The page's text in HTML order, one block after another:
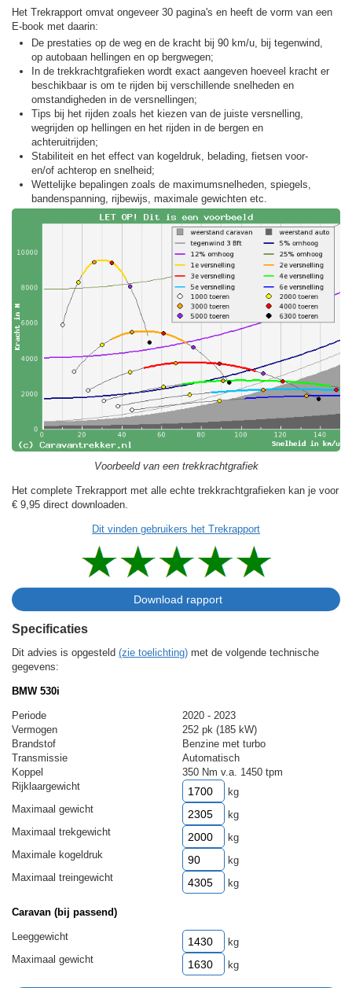
Het Trekrapport omvat ongeveer 30 pagina's en heeft de vorm van een
E-book met daarin:
De prestaties op de weg en de kracht bij 90 km/u, bij tegenwind,
op autobaan hellingen en op bergwegen;
In de trekkracht­grafieken wordt exact aangeven hoeveel kracht er
beschikbaar is om te rijden bij verschillende snelheden en
omstandigheden in de versnellingen;
Tips bij het rijden zoals het kiezen van de juiste versnelling,
wegrijden op hellingen en het rijden in de bergen en
achteruitrijden;
Stabiliteit en het effect van kogeldruk, belading, fietsen voor-
en/of achterop en snelheid;
Wettelijke bepalingen zoals de maximumsnelheden, spiegels,
bandenspanning, rijbewijs, maximale gewichten etc.
Voorbeeld van een trekkrachtgrafiek
Het complete Trekrapport met alle echte trekkrachtgrafieken kan je voor
€ 9,95 direct downloaden.
Dit vinden gebruikers het Trekrapport
Specificaties
Dit advies is opgesteld (zie toelichting) met de volgende technische
gegevens:
BMW 530i
Periode
2020 - 2023
Vermogen
252 pk (185 kW)
Brandstof
Benzine met turbo
Transmissie
Automatisch
Koppel
350 Nm v.a. 1450 tpm
Rijklaargewicht
kg
Maximaal gewicht
kg
Maximaal trekgewicht
kg
Maximale kogeldruk
kg
Maximaal treingewicht
kg
Caravan (bij passend)
Leeggewicht
kg
Maximaal gewicht
kg